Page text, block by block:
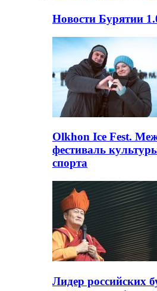
Новости Бурятии
Olkhon Ice Fest.
фестиваль
спорта
Лидер российских